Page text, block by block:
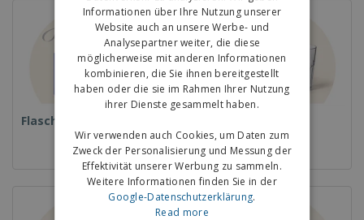
Flaschen
Informationen über Ihre Nutzung unserer
Website auch an unsere Werbe- und
Analysepartner weiter, die diese
möglicherweise mit anderen Informationen
kombinieren, die Sie ihnen bereitgestellt
haben oder die sie im Rahmen Ihrer Nutzung
ihrer Dienste gesammelt haben.
Wir verwenden auch Cookies, um Daten zum
Zweck der Personalisierung und Messung der
Effektivität unserer Werbung zu sammeln.
Weitere Informationen finden Sie in der
Google-Datenschutzerklärung.
Read more